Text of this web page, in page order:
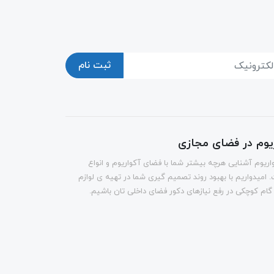
ثبت نام
در فضای مجازی
آشنایی هرچه بیشتر شما با فضای آکواریوم و انواع
با بهبود روند تصمیم گیری شما در تهیه ی لوازم
گام کوچکی در رفع نیازهای دکور فضای داخلی تان باشیم.